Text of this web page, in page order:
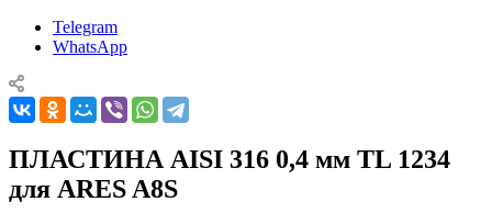
Telegram
WhatsApp
ПЛАСТИНА AISI 316 0,4 мм TL 1234
для ARES A8S